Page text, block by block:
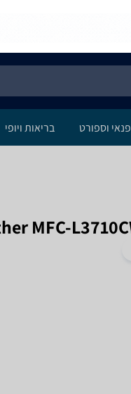
פנאי וספורט בריאות ויופי